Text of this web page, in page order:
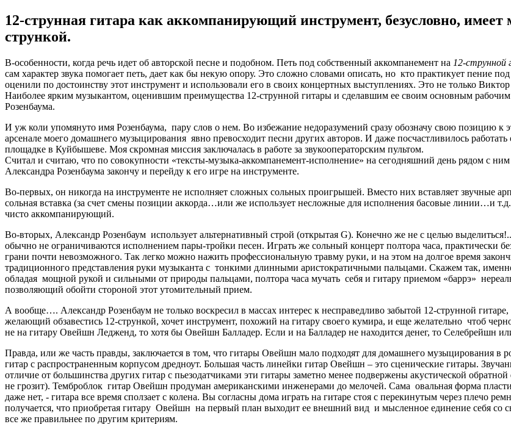
12-струнная гитара как аккомпанирующий инструмент, безусловно,
стрункой.
В-особенности, когда речь идет об авторской песне и подобном. Петь под собственный аккомпанемент на 12-струнной
сам характер звука помогает петь, дает как бы некую опору. Это сложно словами описать, но кто практикует пение
оценили по достоинству этот инструмент и использовали его в своих концертных выступлениях. Это не только
Наиболее ярким музыкантом, оценившим преимущества 12-струнной гитары и сделавшим ее своим основным рабочим
Розенбаума.
И уж коли упомянуто имя Розенбаума, пару слов о нем. Во избежание недоразумений сразу обозначу свою позицию к
арсенале моего домашнего музыцирования явно превосходит песни других авторов. И даже посчастливилось
площадке в Куйбышеве. Моя скромная миссия заключалась в работе за звукооператорским пультом.
Считал и считаю, что по совокупности «тексты-музыка-аккомпанемент-исполнение» на сегодняшний день рядом с ним
Александра Розенбаума закончу и перейду к его игре на инструменте.
Во-первых, он никогда на инструменте не исполняет сложных сольных проигрышей. Вместо них вставляет звучные
сольная вставка (за счет смены позиции аккорда…или же использует несложные для исполнения басовые линии…и
чисто аккомпанирующий.
Во-вторых, Александр Розенбаум использует альтернативный строй (открытая G). Конечно же не с целью
обычно не ограничиваются исполнением пары-тройки песен. Играть же сольный концерт полтора часа, практически
грани почти невозможного. Так легко можно нажить профессиональную травму руки, и на этом на долгое время
традиционного представления руки музыканта с тонкими длинными аристократичными пальцами. Скажем так,
обладая мощной рукой и сильными от природы пальцами, полтора часа мучать себя и гитару приемом «баррэ»
позволяющий обойти стороной этот утомительный прием.
А вообще…. Александр Розенбаум не только воскресил в массах интерес к несправедливо забытой 12-струнной
желающий обзавестись 12-стрункой, хочет инструмент, похожий на гитару своего кумира, и еще желательно чтоб
не на гитару Овейшн Ледженд, то хотя бы Овейшн Балладер. Если и на Балладер не находится денег, то Селебрейшн
Правда, или же часть правды, заключается в том, что гитары Овейшн мало подходят для домашнего музыцирования в
гитар с распространенным корпусом дредноут. Большая часть линейки гитар Овейшн – это сценические гитары.
отличие от большинства других гитар с пьезодатчиками эти гитары заметно менее подвержены акустической
не грозит). Темброблок гитар Овейшн продуман американскими инженерами до мелочей. Сама овальная форма
даже нет, - гитара все время сползает с колена. Вы согласны дома играть на гитаре стоя с перекинутым через плечо
получается, что приобретая гитару Овейшн на первый план выходит ее внешний вид и мысленное единение себя со
все же правильнее по другим критериям.